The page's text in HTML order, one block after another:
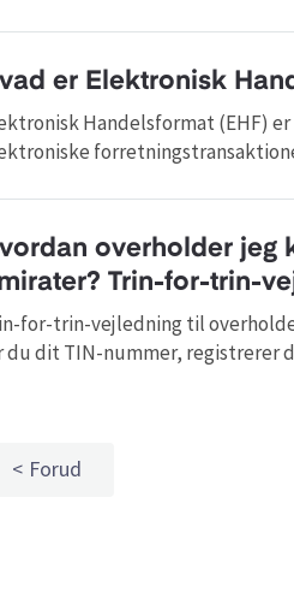
er Elektronisk
Handelsformat (EHF)
overholder jeg
Trin-for-trin-
for-trin-vejledning til
du dit TIN-nummer, registrerer
Forud